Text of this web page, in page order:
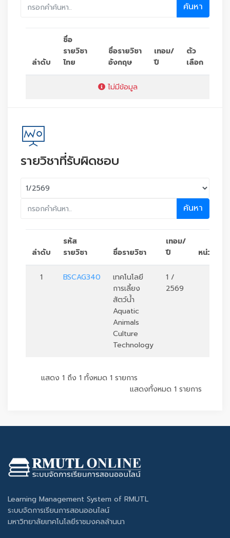
ค้นหา
ลำดับ
ชื่อ
รายวิชา
ไทย
ชื่อรายวิชา
อังกฤษ
เทอม/
ปี
ตัว
เลือก
ไม่มีข้อมูล
รายวิชาที่รับผิดชอบ
ค้นหา
ลำดับ
รหัส
รายวิชา
ชื่อรายวิชา
เทอม/
ปี
หน่วยกิต
1 BSCAG340
เทคโนโลยี
การเลี้ยง
สัตว์น้ำ
Aquatic
Animals
Culture
Technology
1 /
2569
แสดง 1 ถึง 1 ทั้งหมด 1 รายการ
แสดงทั้งหมด 1 รายการ
Learning Management System of RMUTL
ระบบจัดการเรียนการสอนออนไลน์
มหาวิทยาลัยเทคโนโลยีราชมงคลล้านนา